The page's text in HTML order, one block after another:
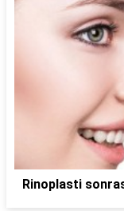
Rinoplasti